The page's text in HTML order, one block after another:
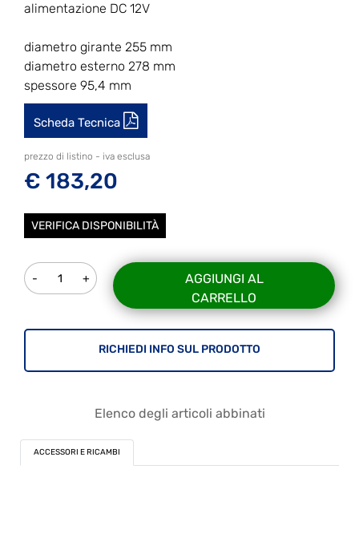
alimentazione DC 12V
diametro girante 255 mm
diametro esterno 278 mm
spessore 95,4 mm
Scheda Tecnica
prezzo di listino - iva esclusa
€ 183,20
VERIFICA DISPONIBILITÀ
Quantità
AGGIUNGI AL
CARRELLO
RICHIEDI INFO SUL PRODOTTO
Elenco degli articoli abbinati
ACCESSORI E RICAMBI